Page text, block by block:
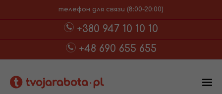
телефон для связи (8:00-20:00)
+380 947 10 10 10
+48 690 655 655